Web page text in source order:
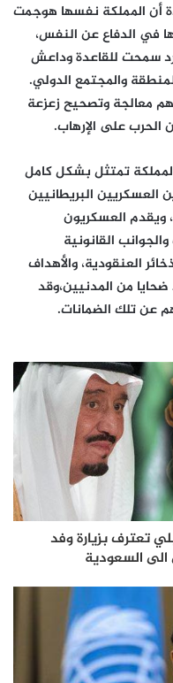
أن المملكة نفسها هوجمت
في الدفاع عن النفس،
سمحت للقاعدة وداعش
والمجتمع الدولي.
معالجة وتصحيح زعزعة
الحرب على الإرهاب.
تمتثل بشكل كامل
العسكريين البريطانيين
ويقدم العسكريون
القانونية
العنقودية، والأهداف
من المدنيين،وقد
عن تلك الضمانات.
تعترف بزيارة وفد
الى السعودية